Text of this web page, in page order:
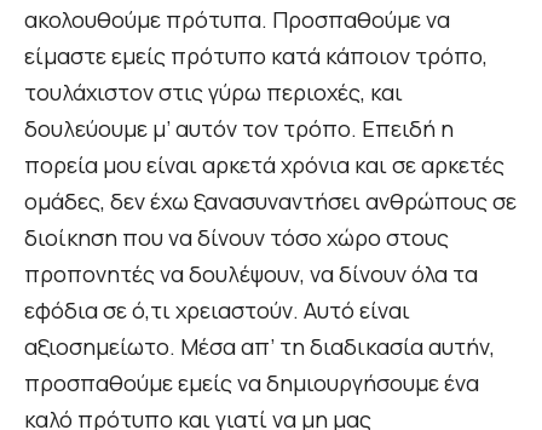
ακολουθούμε πρότυπα. Προσπαθούμε να
είμαστε εμείς πρότυπο κατά κάποιον τρόπο,
τουλάχιστον στις γύρω περιοχές, και
δουλεύουμε μ’ αυτόν τον τρόπο. Επειδή η
πορεία μου είναι αρκετά χρόνια και σε αρκετές
ομάδες, δεν έχω ξανασυναντήσει ανθρώπους σε
διοίκηση που να δίνουν τόσο χώρο στους
προπονητές να δουλέψουν, να δίνουν όλα τα
εφόδια σε ό,τι χρειαστούν. Αυτό είναι
αξιοσημείωτο. Μέσα απ’ τη διαδικασία αυτήν,
προσπαθούμε εμείς να δημιουργήσουμε ένα
καλό πρότυπο και γιατί να μη μας